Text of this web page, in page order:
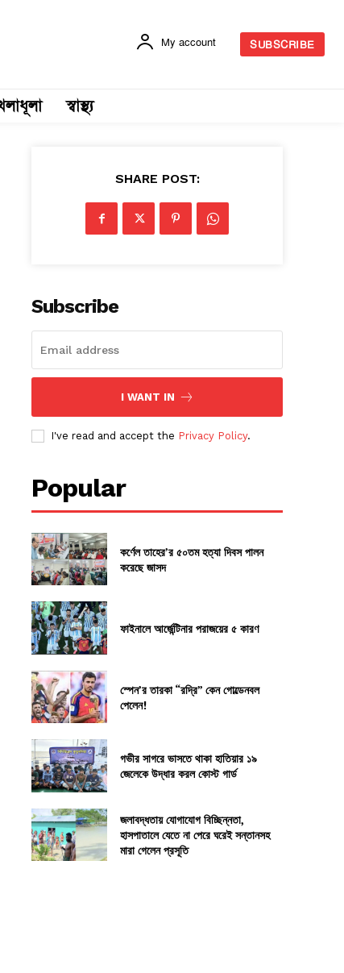
My account SUBSCRIBE
স্বাস্থ্য
SHARE POST:
Subscribe
I WANT IN
I've read and accept the Privacy Policy.
Popular
কর্ণেল তাহের’র ৫০তম হত্যা দিবস পালন
করেছে জাসদ
ফাইনালে আর্জেন্টিনার পরাজয়ের ৫ কারণ
স্পেন’র তারকা “রদ্রি” কেন গোল্ডেনবল
পেলেন!
গভীর সাগরে ভাসতে থাকা হাতিয়ার ১৯
জেলেকে উদ্ধার করল কোস্ট গার্ড
জলাবদ্ধতায় যোগাযোগ বিচ্ছিন্নতা,
হাসপাতালে যেতে না পেরে ঘরেই সন্তানসহ
মারা গেলেন প্রসূতি